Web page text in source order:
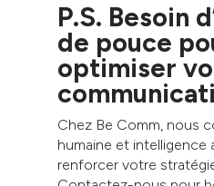
P.S. Besoin
de pouce
optimiser
Chez Be Comm, nous
humaine et intelligence
renforcer votre